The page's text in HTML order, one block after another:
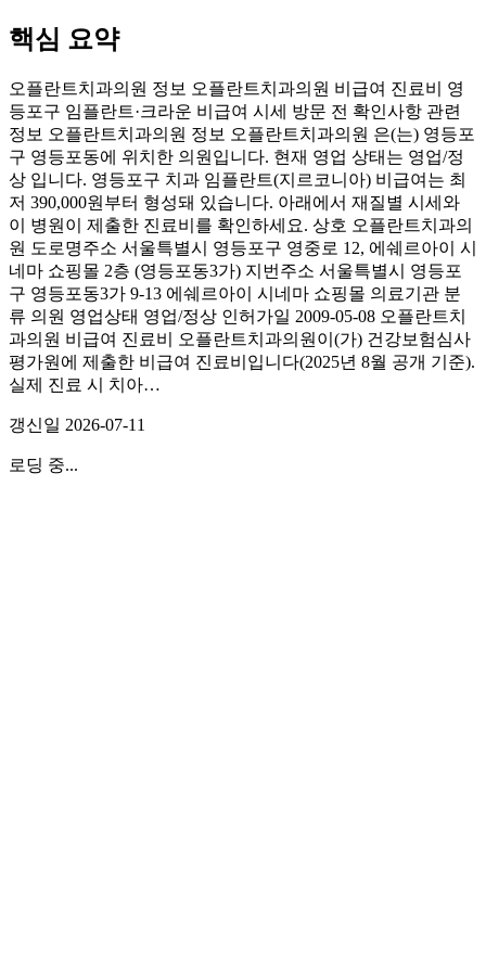
핵심 요약
오플란트치과의원 정보 오플란트치과의원 비급여 진료비 영
등포구 임플란트·크라운 비급여 시세 방문 전 확인사항 관련
정보 오플란트치과의원 정보 오플란트치과의원 은(는) 영등포
구 영등포동에 위치한 의원입니다. 현재 영업 상태는 영업/정
상 입니다. 영등포구 치과 임플란트(지르코니아) 비급여는 최
저 390,000원부터 형성돼 있습니다. 아래에서 재질별 시세와
이 병원이 제출한 진료비를 확인하세요. 상호 오플란트치과의
원 도로명주소 서울특별시 영등포구 영중로 12, 에쉐르아이 시
네마 쇼핑몰 2층 (영등포동3가) 지번주소 서울특별시 영등포
구 영등포동3가 9-13 에쉐르아이 시네마 쇼핑몰 의료기관 분
류 의원 영업상태 영업/정상 인허가일 2009-05-08 오플란트치
과의원 비급여 진료비 오플란트치과의원이(가) 건강보험심사
평가원에 제출한 비급여 진료비입니다(2025년 8월 공개 기준).
실제 진료 시 치아…
갱신일 2026-07-11
로딩 중...